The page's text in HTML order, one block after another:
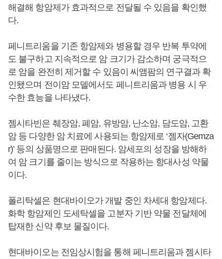
해결해 항암제가 효과적으로 전달될 수 있음을 확인했
다.
페니트리움을 기존 항암제와 병용할 경우 반복 투약에
도 불구하고 지속적으로 암 크기가 감소하며 궁극적으
로 암을 완전히 제거할 수 있음이 씨앰팜의 연구결과 확
인됐으며 전이암 모델에서도 페니트리움과 병용 시 우
수한 효능을 나타냈다.
젬시타빈은 췌장암, 폐암, 유방암, 난소암, 담도암, 고환
암 등 다양한 암 치료에 사용되는 항암제로 ‘젬자(Gemza
r)’ 등의 상품명으로 판매된다. 암세포의 성장을 방해하
여 암 크기를 줄이는 방식으로 작용하는 항대사성 약물
이다.
폴리탁셀은 현대바이오가 개발 중인 차세대 항암제다.
화학 항암제인 도세탁셀을 고분자 기반 약물 전달체에
탑재한 신약 후보 물질이다.
현대바이오는 전임상시험을 통해 페니트리움과 젬시타